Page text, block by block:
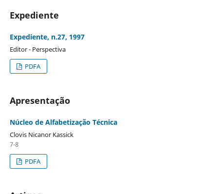
Expediente
Expediente, n.27, 1997
Editor - Perspectiva
PDFA
Apresentação
Núcleo de Alfabetização Técnica
Clovis Nicanor Kassick
7-8
PDFA